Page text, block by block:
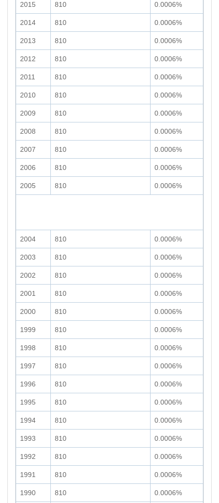
2015 810 0.0006%
2014 810 0.0006%
2013 810 0.0006%
2012 810 0.0006%
2011 810 0.0006%
2010 810 0.0006%
2009 810 0.0006%
2008 810 0.0006%
2007 810 0.0006%
2006 810 0.0006%
2005 810 0.0006%
2004 810 0.0006%
2003 810 0.0006%
2002 810 0.0006%
2001 810 0.0006%
2000 810 0.0006%
1999 810 0.0006%
1998 810 0.0006%
1997 810 0.0006%
1996 810 0.0006%
1995 810 0.0006%
1994 810 0.0006%
1993 810 0.0006%
1992 810 0.0006%
1991 810 0.0006%
1990 810 0.0006%